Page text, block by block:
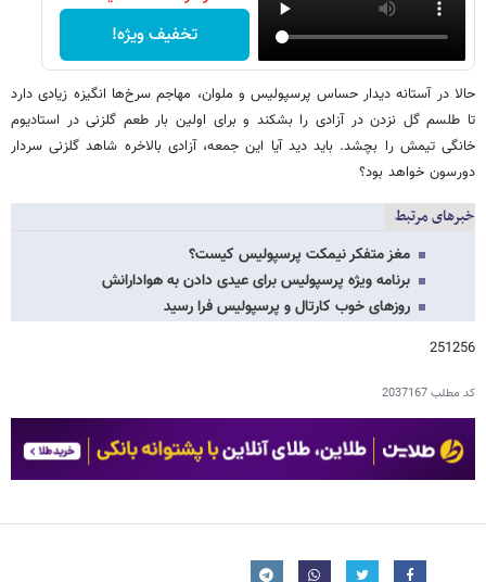
تخفیف ویژه!
حالا در آستانه دیدار حساس پرسپولیس و ملوان، مهاجم سرخ‌ها انگیزه زیادی دارد
تا طلسم گل نزدن در آزادی را بشکند و برای اولین بار طعم گلزنی در استادیوم
خانگی تیمش را بچشد. باید دید آیا این جمعه، آزادی بالاخره شاهد گلزنی سردار
دورسون خواهد بود؟
خبرهای مرتبط
مغز متفکر نیمکت پرسپولیس کیست؟
برنامه ویژه پرسپولیس برای عیدی دادن به هوادارانش
روزهای خوب کارتال و پرسپولیس فرا رسید
251256
کد مطلب2037167